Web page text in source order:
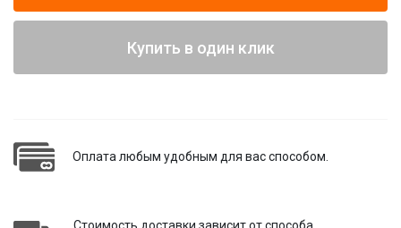
Купить в один клик
Оплата любым удобным для вас способом.